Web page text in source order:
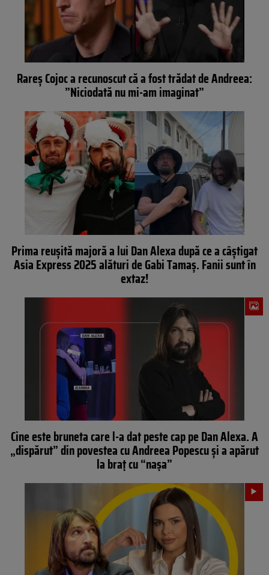
Rareș Cojoc a recunoscut că a fost trădat de Andreea:
”Niciodată nu mi-am imaginat”
Prima reușită majoră a lui Dan Alexa după ce a câștigat
Asia Express 2025 alături de Gabi Tamaș. Fanii sunt în
extaz!
Cine este bruneta care l-a dat peste cap pe Dan Alexa. A
„dispărut” din povestea cu Andreea Popescu și a apărut
la braț cu “nașa”